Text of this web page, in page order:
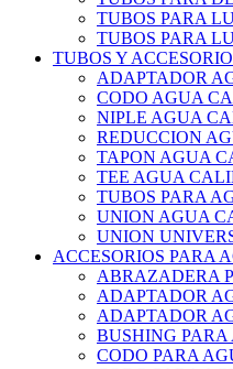
TUBOS PARA
TUBOS PARA
TUBOS Y
ADAPTADOR
CODO AGUA
NIPLE AGUA
REDUCCION
TAPON AGUA
TEE AGUA
TUBOS PARA
UNION AGUA
UNION
ACCESORIOS PARA
ABRAZADERA
ADAPTADOR
ADAPTADOR
BUSHING PARA
CODO PARA